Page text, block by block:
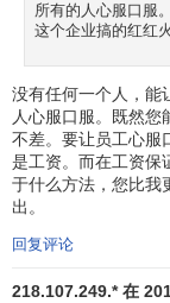
所有的人心服口服
这个企业搞的红红
没有任何一个人，能
人心服口服。既然您
不差。要让员工心服
是工资。而在工资保
于什么方法，您比我
出。
回复评论
218.107.249.* 在